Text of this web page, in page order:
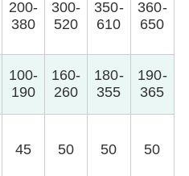
200-
380
300-
520
350-
610
360-
650
100-
190
160-
260
180-
355
190-
365
45 50 50 50